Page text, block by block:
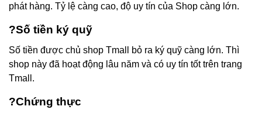
phát hàng. Tỷ lệ càng cao, độ uy tín của Shop càng lớn.
?Số tiền ký quỹ
Số tiền được chủ shop Tmall bỏ ra ký quỹ càng lớn. Thì
shop này đã hoạt động lâu năm và có uy tín tốt trên trang
Tmall.
?Chứng thực